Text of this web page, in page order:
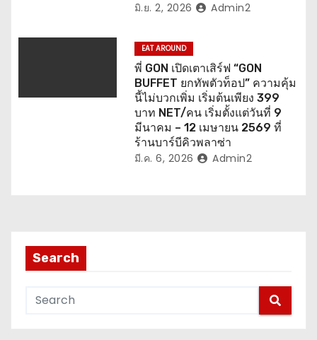
มิ.ย. 2, 2026 Admin2
EAT AROUND
พี่ GON เปิดเตาเสิร์ฟ “GON
BUFFET ยกทัพตัวท็อป” ความคุ้ม
นี้ไม่บวกเพิ่ม เริ่มต้นเพียง 399
บาท NET/คน เริ่มตั้งแต่วันที่ 9
มีนาคม – 12 เมษายน 2569 ที่
ร้านบาร์บีคิวพลาซ่า
มี.ค. 6, 2026 Admin2
Search